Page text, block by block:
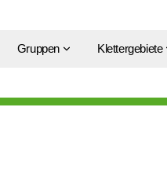
Gruppen Klettergebiete